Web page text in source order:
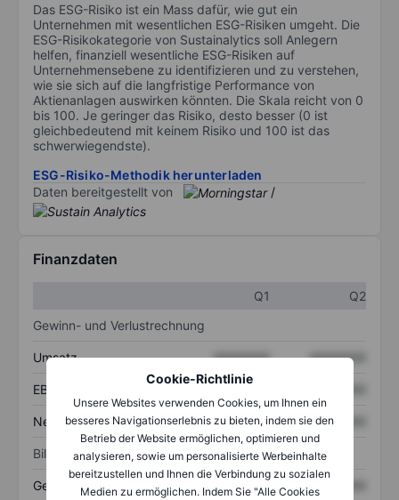
Cookie-Richtlinie
Unsere Websites verwenden Cookies, um Ihnen ein
besseres Navigationserlebnis zu bieten, indem sie den
Betrieb der Website ermöglichen, optimieren und
analysieren, sowie um personalisierte Werbeinhalte
bereitzustellen und Ihnen die Verbindung zu sozialen
Medien zu ermöglichen. Indem Sie "Alle Cookies
Das ESG-Risiko ist ein Mass dafür, wie gut ein
Unternehmen mit wesentlichen ESG-Risiken umgeht. Die
ESG-Risikokategorie von Sustainalytics soll Anlegern
helfen, finanziell wesentliche ESG-Risiken auf
Unternehmensebene zu identifizieren und zu verstehen,
wie sie sich auf die langfristige Performance von
Aktienanlagen auswirken könnten. Die Skala reicht von 0
bis 100. Je geringer das Risiko, desto besser (0 ist
gleichbedeutend mit keinem Risiko und 100 ist das
schwerwiegendste).
ESG-Risiko-Methodik herunterladen
Daten bereitgestellt von
/
Finanzdaten
Q1
Q2
Gewinn- und Verlustrechnung
Umsatz XXXXXXX XXXXXXX
EBITDA XXXXXXX
Nettoeinkommen XXXXXXX XXXXXXX
Bilanz
Gesamtvermögen XXXXXXX